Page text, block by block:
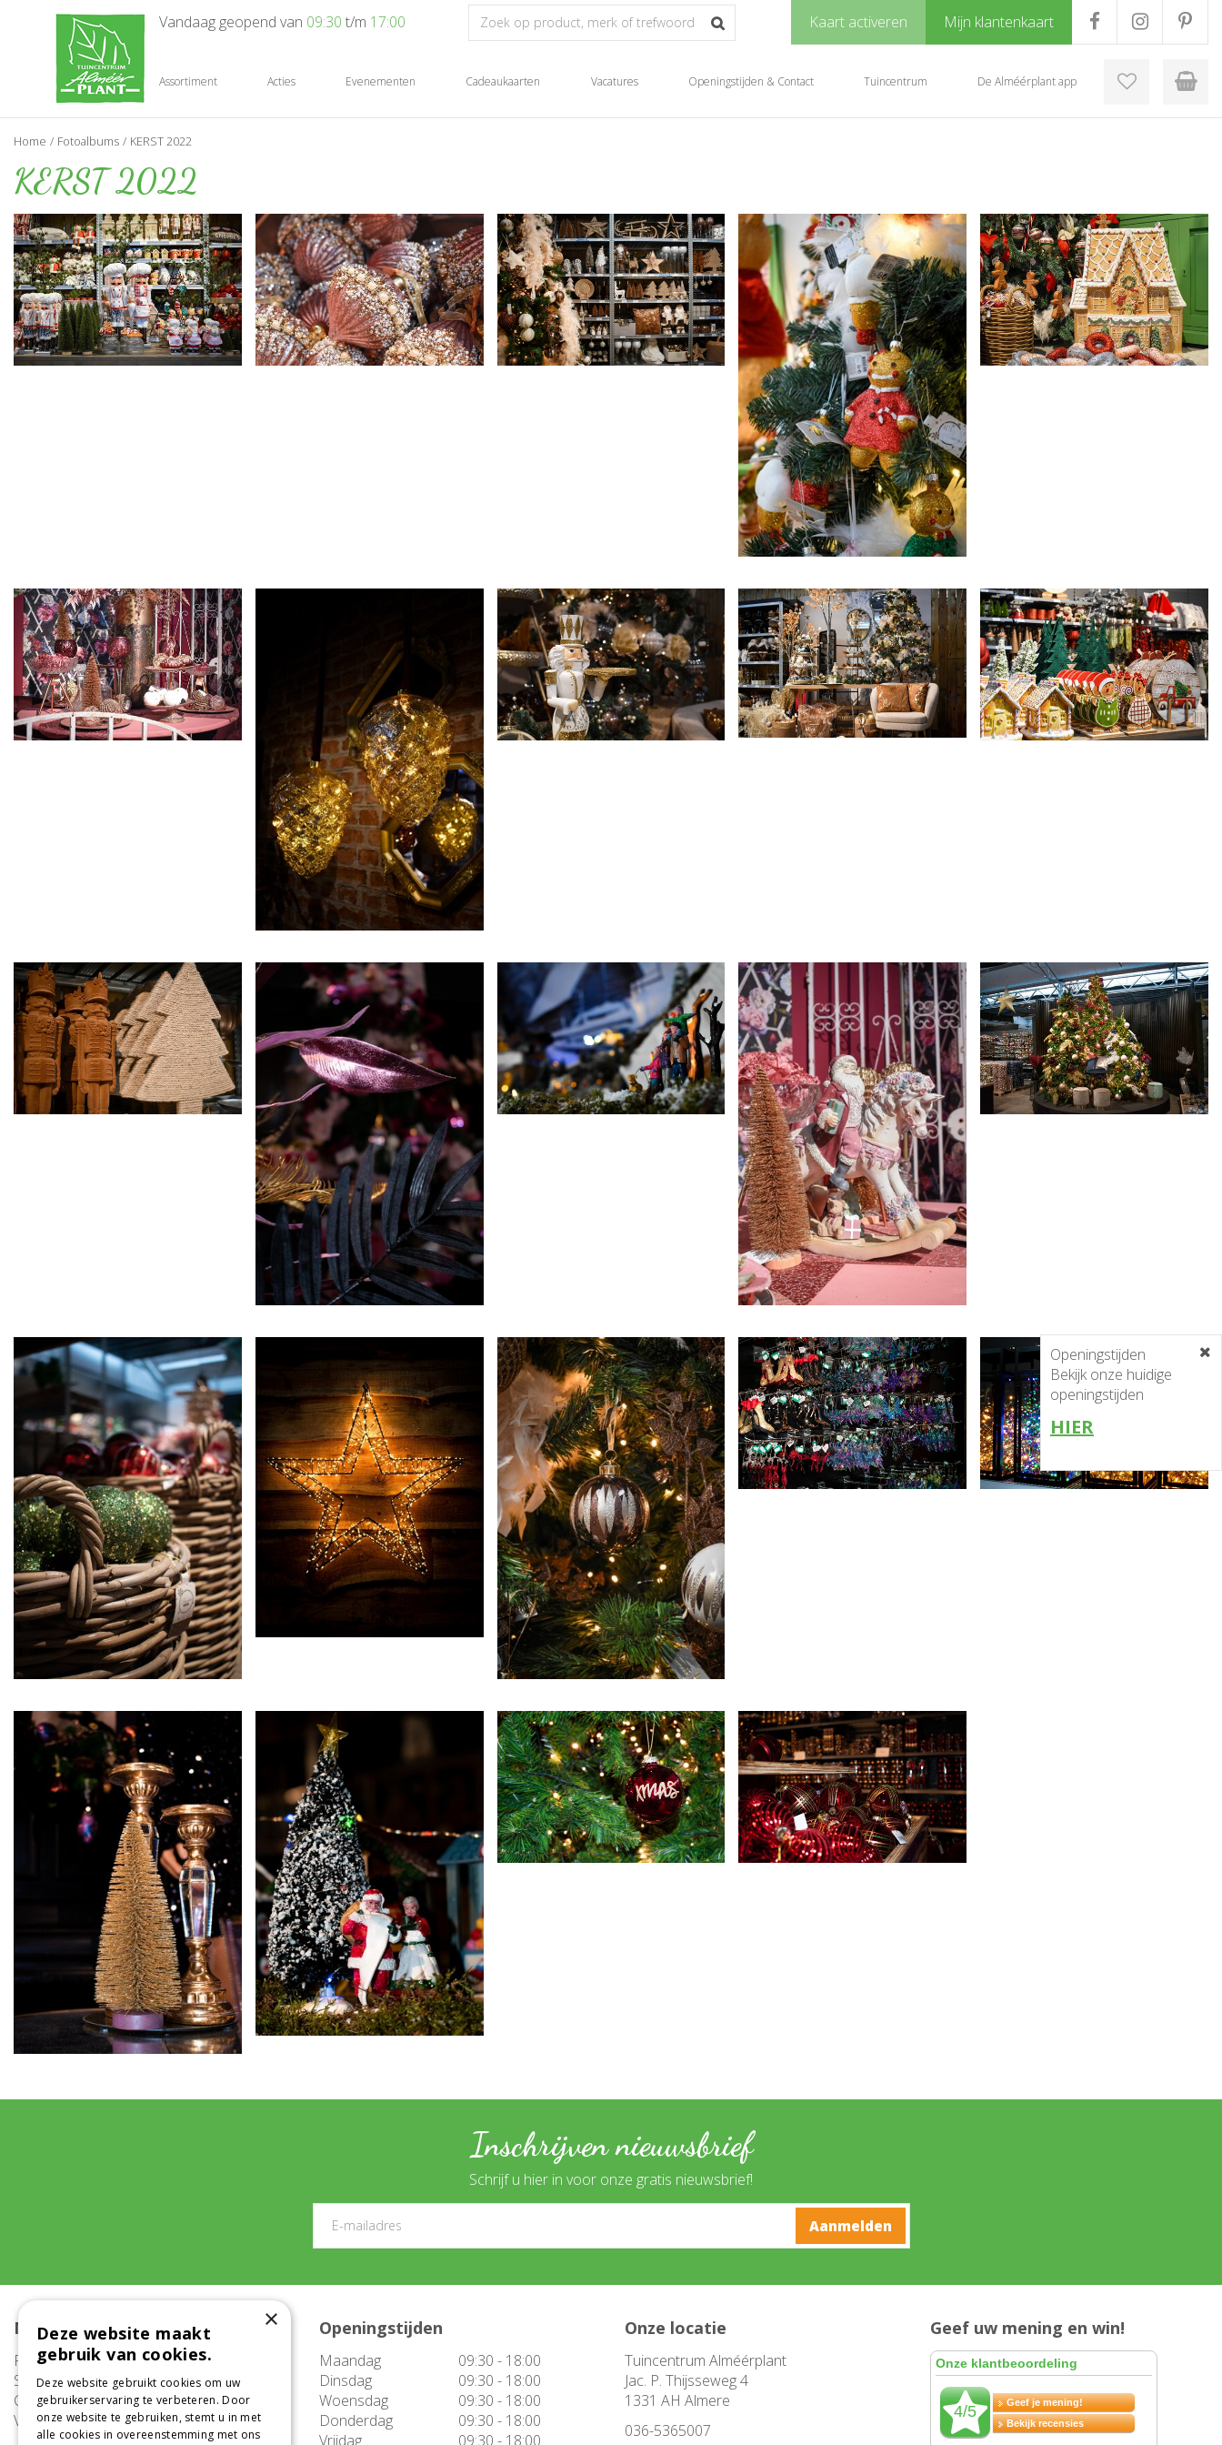
Home Fotoalbums KERST 2022
Kaart activeren Mijn klantenkaart
Vandaag geopend van 09:30 t/m 17:00
Assortiment Acties Evenementen Cadeaukaarten Vacatures Openingstijden & Contact Tuincentrum De Alméérplant app
KERST 2022
Inschrijven nieuwsbrief
Schrijf u hier in voor onze gratis nieuwsbrief!
Meer informatie
FAQ
Service
Contact
Vacatures
Openingstijden
Maandag
09:30 - 18:00
Dinsdag
09:30 - 18:00
Woensdag
09:30 - 18:00
Donderdag
09:30 - 18:00
Vrijdag
09:30 - 18:00
Onze locatie
Tuincentrum Alméérplant
Jac. P. Thijsseweg 4
1331 AH Almere
036-5365007
Geef uw mening en win!
Openingstijden
Bekijk onze huidige
openingstijden
HIER
×
Deze website maakt
gebruik van cookies.
Deze website gebruikt cookies om uw
gebruikerservaring te verbeteren. Door
onze website te gebruiken, stemt u in met
alle cookies in overeenstemming met ons